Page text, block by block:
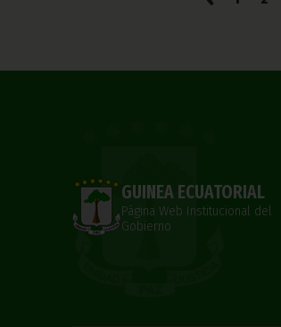
GUINEA ECUATORIAL
Página Web Institucional del
Gobierno